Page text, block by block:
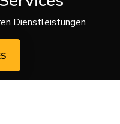
Dienstleistungen